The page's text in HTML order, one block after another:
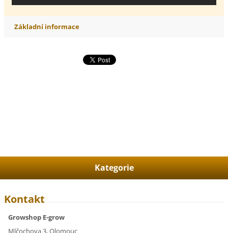
Základní informace
Kategorie
Kontakt
Growshop E-grow
Mlčochova 3, Olomouc